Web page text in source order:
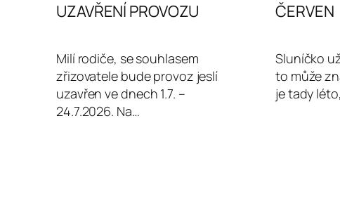
UZAVŘENÍ PROVOZU
Milí rodiče, se souhlasem
zřizovatele bude provoz jeslí
uzavřen ve dnech 1.7. –
24.7.2026. Na…
ČERVEN
Sluníčko
to může
je tady